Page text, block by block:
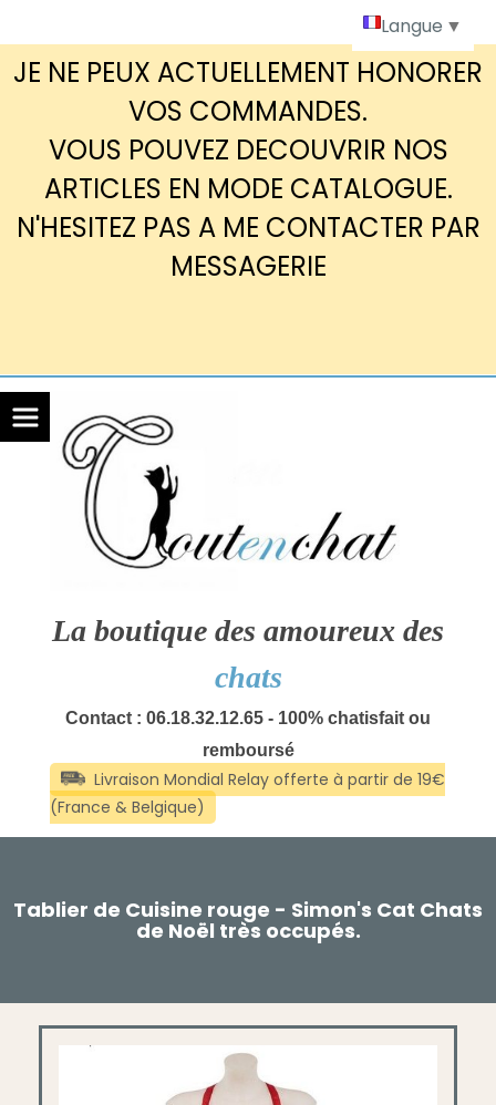
JE NE PEUX ACTUELLEMENT HONORER
VOS COMMANDES.
VOUS POUVEZ DECOUVRIR NOS
ARTICLES EN MODE CATALOGUE.
N'HESITEZ PAS A ME CONTACTER PAR
MESSAGERIE
La boutique des amoureux des
chats
Contact : 06.18.32.12.65 - 100% chatisfait ou
remboursé
Tablier de Cuisine rouge - Simon's Cat Chats
de Noël très occupés.
Langue ▼